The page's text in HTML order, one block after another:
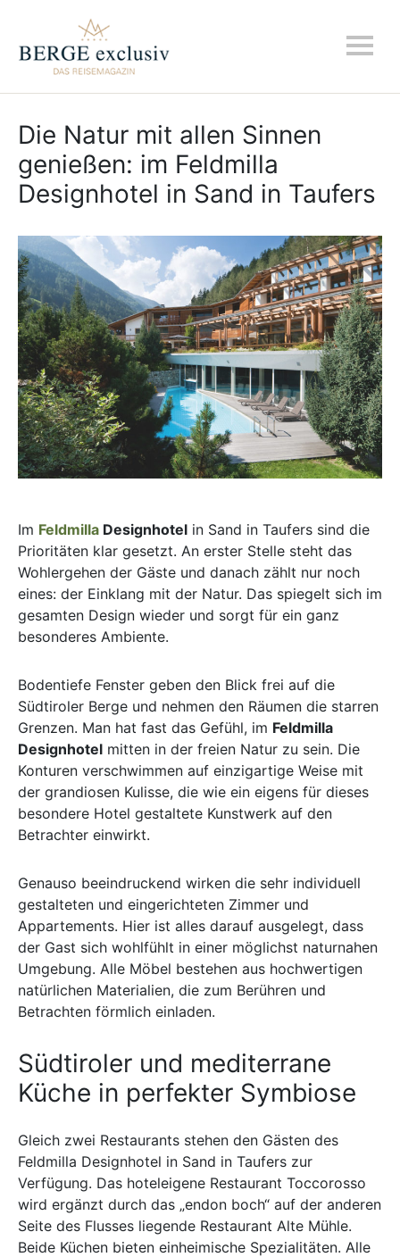
Die Natur mit allen Sinnen
genießen: im Feldmilla
Designhotel in Sand in Taufers
Im Feldmilla Designhotel in Sand in Taufers sind die
Prioritäten klar gesetzt. An erster Stelle steht das
Wohlergehen der Gäste und danach zählt nur noch
eines: der Einklang mit der Natur. Das spiegelt sich im
gesamten Design wieder und sorgt für ein ganz
besonderes Ambiente.
Bodentiefe Fenster geben den Blick frei auf die
Südtiroler Berge und nehmen den Räumen die starren
Grenzen. Man hat fast das Gefühl, im Feldmilla
Designhotel mitten in der freien Natur zu sein. Die
Konturen verschwimmen auf einzigartige Weise mit
der grandiosen Kulisse, die wie ein eigens für dieses
besondere Hotel gestaltete Kunstwerk auf den
Betrachter einwirkt.
Genauso beeindruckend wirken die sehr individuell
gestalteten und eingerichteten Zimmer und
Appartements. Hier ist alles darauf ausgelegt, dass
der Gast sich wohlfühlt in einer möglichst naturnahen
Umgebung. Alle Möbel bestehen aus hochwertigen
natürlichen Materialien, die zum Berühren und
Betrachten förmlich einladen.
Südtiroler und mediterrane
Küche in perfekter Symbiose
Gleich zwei Restaurants stehen den Gästen des
Feldmilla Designhotel in Sand in Taufers zur
Verfügung. Das hoteleigene Restaurant Toccorosso
wird ergänzt durch das „endon boch“ auf der anderen
Seite des Flusses liegende Restaurant Alte Mühle.
Beide Küchen bieten einheimische Spezialitäten. Alle